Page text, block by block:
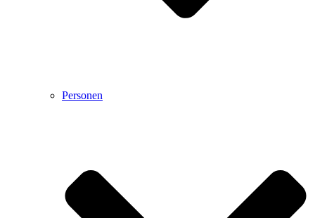
Personen